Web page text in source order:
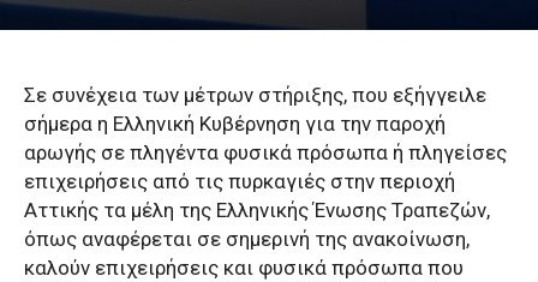
Σε συνέχεια των μέτρων στήριξης, που εξήγγειλε
σήμερα η Ελληνική Κυβέρνηση για την παροχή
αρωγής σε πληγέντα φυσικά πρόσωπα ή πληγείσες
επιχειρήσεις από τις πυρκαγιές στην περιοχή
Αττικής τα μέλη της Ελληνικής Ένωσης Τραπεζών,
όπως αναφέρεται σε σημερινή της ανακοίνωση,
καλούν επιχειρήσεις και φυσικά πρόσωπα που